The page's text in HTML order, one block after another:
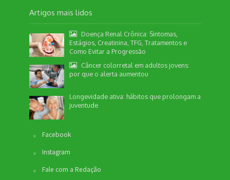
Artigos mais lidos
Doença Renal Crônica: Sintomas,
Estágios, Creatinina, TFG, Tratamentos e
Como Evitar a Progressão
Câncer colorretal em adultos jovens:
por que o alerta aumentou
Longevidade ativa: hábitos que prolongam a
juventude
Facebook
Instagram
Fale com a Redação